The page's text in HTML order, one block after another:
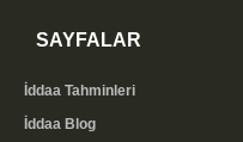
SAYFALAR
İddaa Tahminleri
İddaa Blog